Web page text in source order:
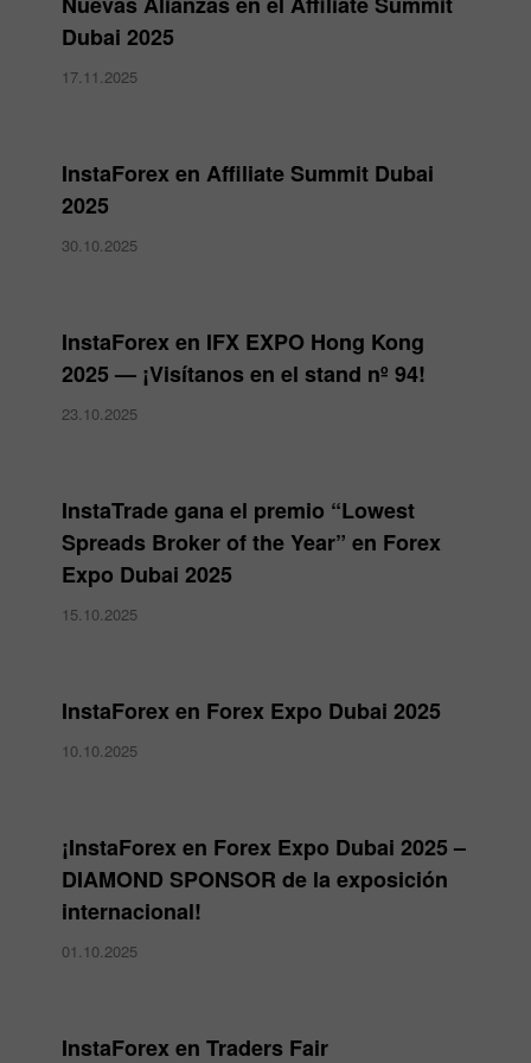
Dubai 2025
17.11.2025
InstaForex en Affiliate Summit Dubai
2025
30.10.2025
InstaForex en IFX EXPO Hong Kong
2025 — ¡Visítanos en el stand nº 94!
23.10.2025
InstaTrade gana el premio “Lowest
Spreads Broker of the Year” en Forex
Expo Dubai 2025
15.10.2025
InstaForex en Forex Expo Dubai 2025
10.10.2025
¡InstaForex en Forex Expo Dubai 2025 –
DIAMOND SPONSOR de la exposición
internacional!
01.10.2025
InstaForex en Traders Fair